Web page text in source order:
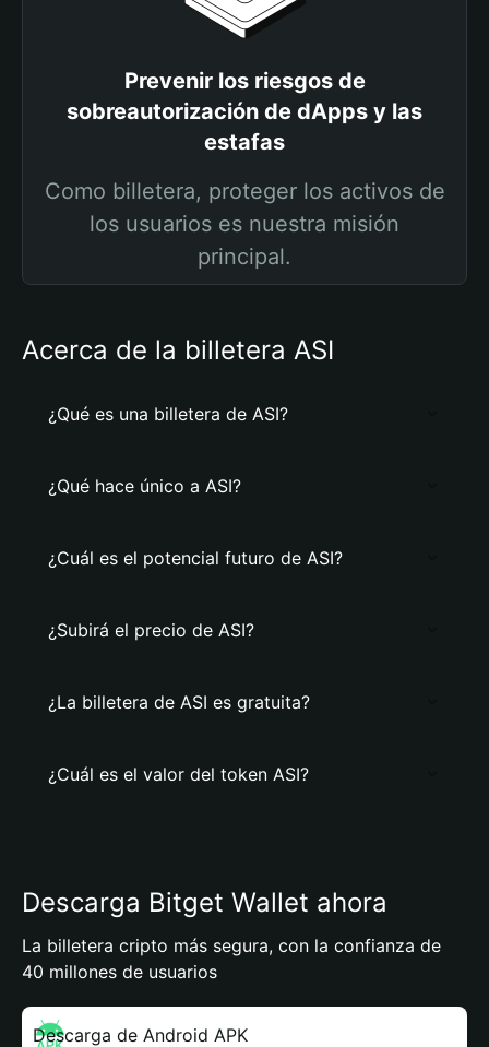
Prevenir los riesgos de
sobreautorización de dApps y las
estafas
Como billetera, proteger los activos de
los usuarios es nuestra misión
principal.
Acerca de la billetera ASI
¿Qué es una billetera de ASI?
¿Qué hace único a ASI?
¿Cuál es el potencial futuro de ASI?
¿Subirá el precio de ASI?
¿La billetera de ASI es gratuita?
¿Cuál es el valor del token ASI?
Descarga Bitget Wallet ahora
La billetera cripto más segura, con la confianza de
40 millones de usuarios
Descarga de Android APK